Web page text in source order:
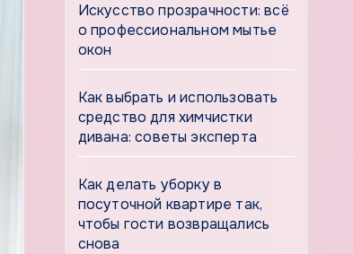
Искусство прозрачности: всё
о профессиональном мытье
окон
Как выбрать и использовать
средство для химчистки
дивана: советы эксперта
Как делать уборку в
посуточной квартире так,
чтобы гости возвращались
снова